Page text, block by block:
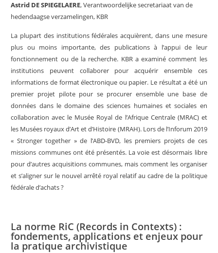
Astrid DE SPIEGELAERE, Verantwoordelijke secretariaat van de
hedendaagse verzamelingen, KBR
La plupart des institutions fédérales acquièrent, dans une mesure
plus ou moins importante, des publications à l’appui de leur
fonctionnement ou de la recherche. KBR a examiné comment les
institutions peuvent collaborer pour acquérir ensemble ces
informations de format électronique ou papier. Le résultat a été un
premier projet pilote pour se procurer ensemble une base de
données dans le domaine des sciences humaines et sociales en
collaboration avec le Musée Royal de l’Afrique Centrale (MRAC) et
les Musées royaux d’Art et d’Histoire (MRAH). Lors de l’Inforum 2019
« Stronger together » de l’ABD-BVD, les premiers projets de ces
missions communes ont été présentés. La voie est désormais libre
pour d’autres acquisitions communes, mais comment les organiser
et s’aligner sur le nouvel arrêté royal relatif au cadre de la politique
fédérale d’achats ?
La norme RiC (Records in Contexts) :
fondements, applications et enjeux pour
la pratique archivistique